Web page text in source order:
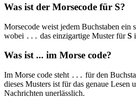
Was ist der Morsecode für S?
Morsecode weist jedem Buchstaben ein
wobei ... das einzigartige Muster fürS
Was ist ... im Morse code?
Im Morse code steht ... für den
dieses Musters ist für das genaue Lesen
Nachrichten unerlässlich.